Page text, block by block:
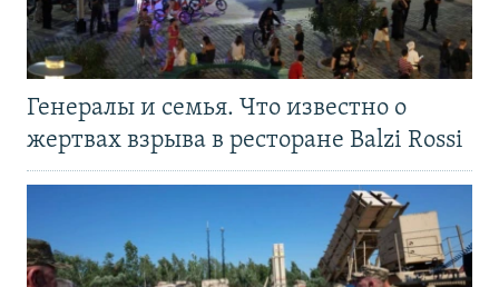
Генералы и семья. Что известно о
жертвах взрыва в ресторане Balzi Rossi